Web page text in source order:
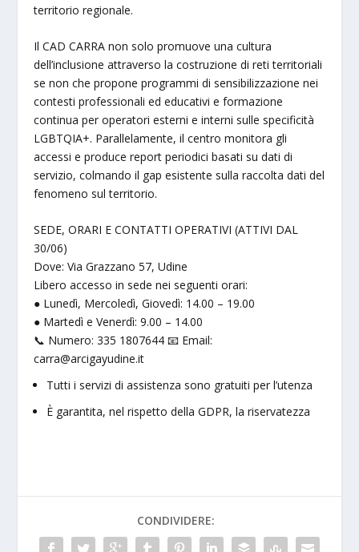
territorio regionale.
Il CAD CARRA non solo promuove una cultura
dell’inclusione attraverso la costruzione di reti territoriali
se non che propone programmi di sensibilizzazione nei
contesti professionali ed educativi e formazione
continua per operatori esterni e interni sulle specificità
LGBTQIA+. Parallelamente, il centro monitora gli
accessi e produce report periodici basati su dati di
servizio, colmando il gap esistente sulla raccolta dati del
fenomeno sul territorio.
SEDE, ORARI E CONTATTI OPERATIVI (ATTIVI DAL
30/06)
Dove: Via Grazzano 57, Udine
Libero accesso in sede nei seguenti orari:
● Lunedì, Mercoledì, Giovedì: 14.00 – 19.00
● Martedì e Venerdì: 9.00 – 14.00
📞 Numero: 335 1807644 📧 Email:
carra@arcigayudine.it
Tutti i servizi di assistenza sono gratuiti per l’utenza
È garantita, nel rispetto della GDPR, la riservatezza
CONDIVIDERE: